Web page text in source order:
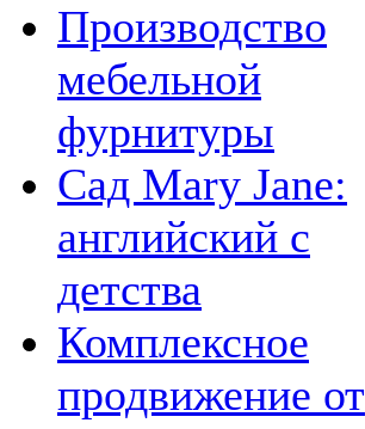
Производство
мебельной
фурнитуры
Сад Mary Jane:
английский с
детства
Комплексное
продвижение от